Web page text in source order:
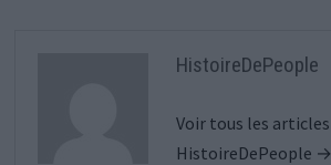
HistoireDePeople
Voir tous les articles
HistoireDePeople →